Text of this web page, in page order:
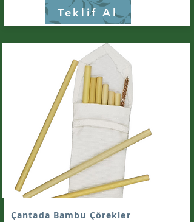
Teklif Al
Çantada Bambu Çörekler